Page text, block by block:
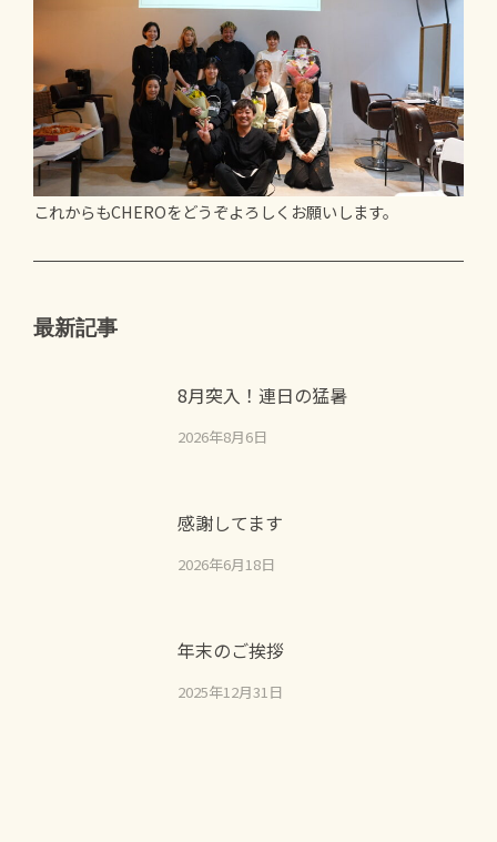
これからもCHEROをどうぞよろしくお願いします。
最新記事
8月突入！連日の猛暑
2026年8月6日
感謝してます
2026年6月18日
年末のご挨拶
2025年12月31日